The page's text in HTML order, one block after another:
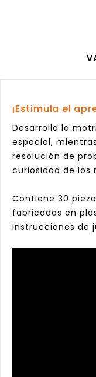
¡Estimula el
Desarrolla la
espacial,
resolución de
curiosidad de los
Contiene 30
fabricadas en
instrucciones de